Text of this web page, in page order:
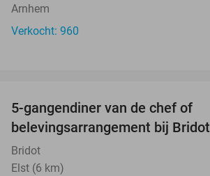
Arnhem
Verkocht: 960
5-gangendiner van de chef of
belevingsarrangement bij Bridot
Bridot
Elst (6 km)